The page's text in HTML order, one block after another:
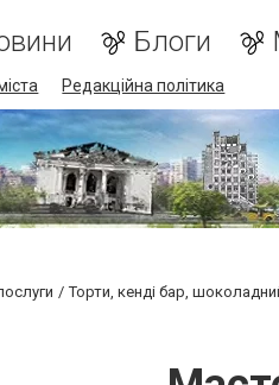
Блоги
Редакційна політика
Торти, кенді бар,